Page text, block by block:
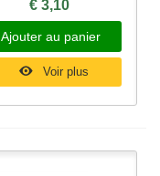
€ 3,10
Ajouter au panier
Voir plus